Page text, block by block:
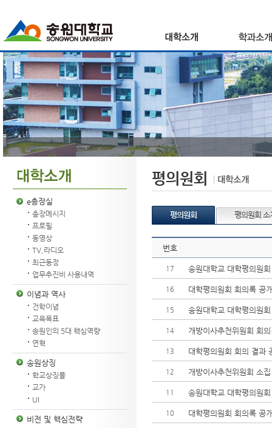
e총장실
총장메시지
프로필
동영상
TV,라디오
최근동정
업무추진비 사용내역
이념과 역사
건학이념
교육목표
송원인의 5대 핵심역량
연혁
송원상징
학교상징물
교가
UI
비전 및 핵심전략
평의원회
평의원회 평의원회 소
번호
17 송원대학교 대학평의원
16 대학평의원회 회의록
15 송원대학교 대학평의원
14 개방이사추천위원회 회
13 대학평의원회 회의 결
12 개방이사추천위원회 소
11 송원대학교 대학평의원
10 대학평의원회 회의록